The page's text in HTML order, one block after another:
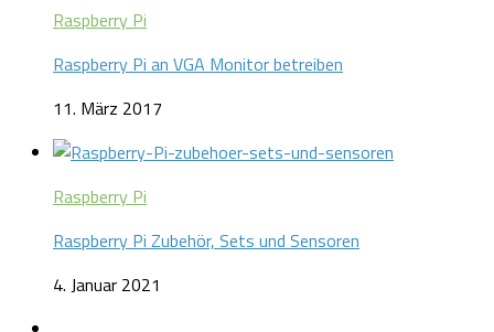
Raspberry Pi
Raspberry Pi an VGA Monitor betreiben
11. März 2017
Raspberry Pi
Raspberry Pi Zubehör, Sets und Sensoren
4. Januar 2021